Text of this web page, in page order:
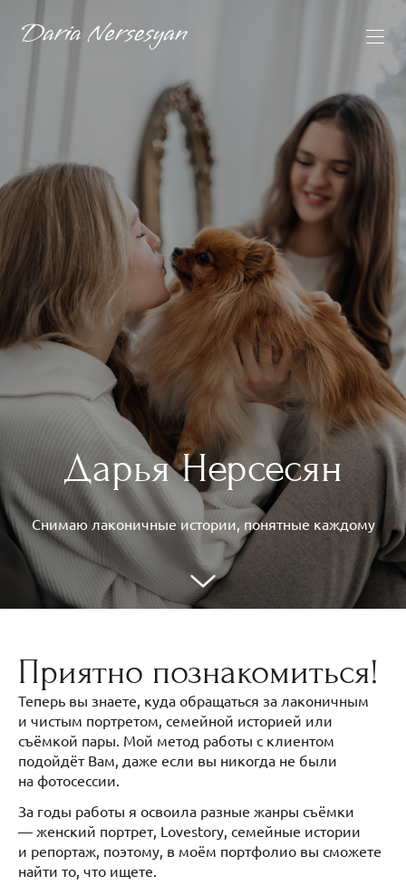
Дарья Нерсесян
Снимаю лаконичные истории, понятные каждому
Приятно познакомиться!
Теперь вы знаете, куда обращаться за лаконичным
и чистым портретом, семейной историей или
съёмкой пары. Мой метод работы с клиентом
подойдёт Вам, даже если вы никогда не были
на фотосессии.
За годы работы я освоила разные жанры съёмки
— женский портрет, Lovestory, семейные истории
и репортаж, поэтому, в моём портфолио вы сможете
найти то, что ищете.